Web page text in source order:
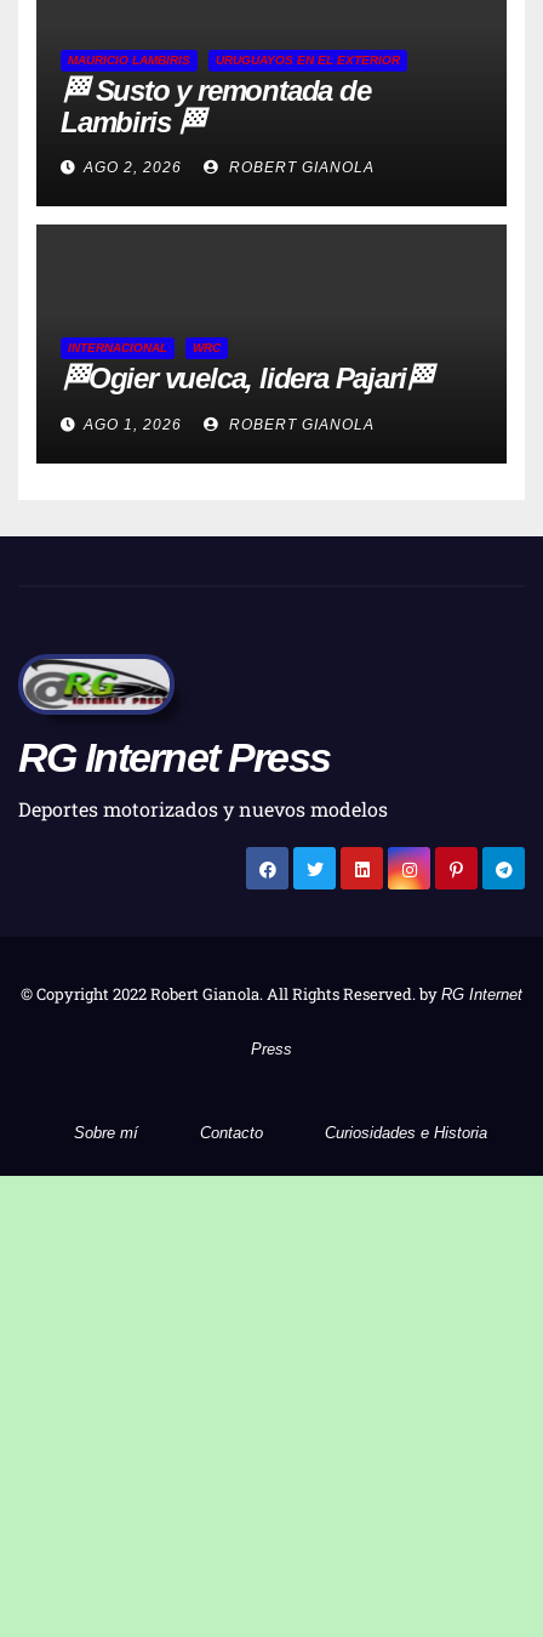
MAURICIO LAMBIRIS URUGUAYOS EN EL EXTERIOR
🏁 Susto y remontada de
Lambiris 🏁
AGO 2, 2026 ROBERT GIANOLA
INTERNACIONAL WRC
🏁Ogier vuelca, lidera Pajari🏁
AGO 1, 2026 ROBERT GIANOLA
RG Internet Press
Deportes motorizados y nuevos modelos
© Copyright 2022 Robert Gianola. All Rights Reserved. by RG Internet
Press
Sobre mí Contacto Curiosidades e Historia